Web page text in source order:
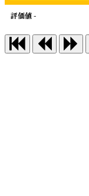
評価値 -